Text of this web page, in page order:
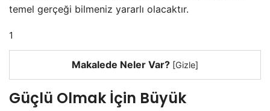
temel gerçeği bilmeniz yararlı olacaktır.
1
Makalede Neler Var? [Gizle]
Güçlü Olmak İçin Büyük